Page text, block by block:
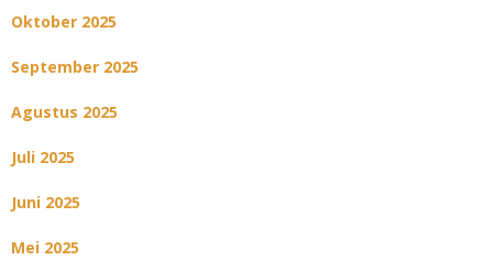
Oktober 2025
September 2025
Agustus 2025
Juli 2025
Juni 2025
Mei 2025